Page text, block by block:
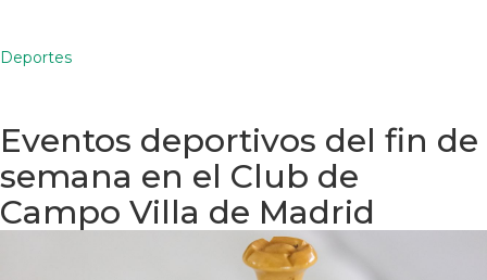
Deportes
Eventos deportivos del fin de
semana en el Club de
Campo Villa de Madrid